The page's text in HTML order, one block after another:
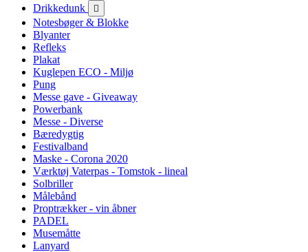
Drikkedunk

Notesbøger & Blokke
Blyanter
Refleks
Plakat
Kuglepen ECO - Miljø
Pung
Messe gave - Giveaway
Powerbank
Messe - Diverse
Bæredygtig
Festivalband
Maske - Corona 2020
Værktøj Vaterpas - Tomstok - lineal
Solbriller
Målebånd
Proptrækker - vin åbner
PADEL
Musemåtte
Lanyard